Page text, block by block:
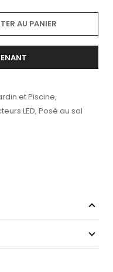
AU PANIER
et Piscine,
LED, Posé au sol